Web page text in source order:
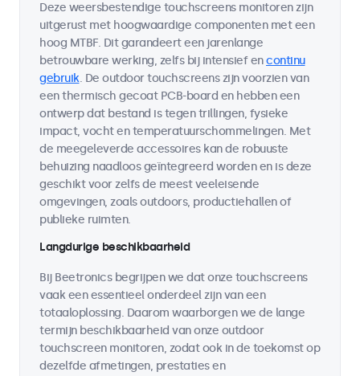
Deze weersbestendige touchscreens monitoren zijn
uitgerust met hoogwaardige componenten met een
hoog MTBF. Dit garandeert een jarenlange
betrouwbare werking, zelfs bij intensief encontinu
gebruik. De outdoor touchscreens zijn voorzien van
een thermisch gecoat PCB-board en hebben een
ontwerp dat bestand is tegen trillingen, fysieke
impact, vocht en temperatuurschommelingen. Met
de meegeleverde accessoires kan de robuuste
behuizing naadloos geïntegreerd worden en is deze
geschikt voor zelfs de meest veeleisende
omgevingen, zoals outdoors, productiehallen of
publieke ruimten.
Langdurige beschikbaarheid
Bij Beetronics begrijpen we dat onze touchscreens
vaak een essentieel onderdeel zijn van een
totaaloplossing. Daarom waarborgen we de lange
termijn beschikbaarheid van onze outdoor
touchscreen monitoren, zodat ook in de toekomst op
dezelfde afmetingen, prestaties en